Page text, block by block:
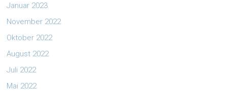
Januar 2023
November 2022
Oktober 2022
August 2022
Juli 2022
Mai 2022